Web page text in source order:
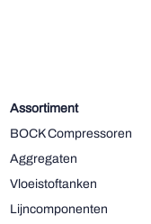
Assortiment
BOCK Compressoren
Aggregaten
Vloeistoftanken
Lijncomponenten